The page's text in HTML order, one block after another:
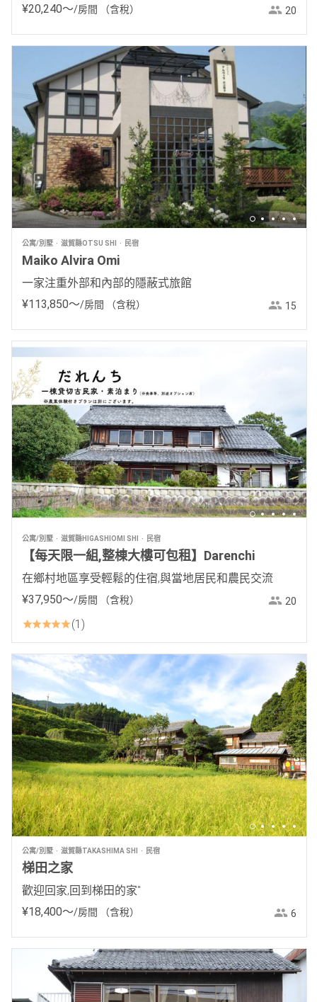
¥20,240〜/房間 （含稅） 20
公寓/別墅 滋賀縣OTSU SHI 民宿
Maiko Alvira Omi
一家注重外部和內部的隱蔽式旅館
¥113,850〜/房間 （含稅） 15
公寓/別墅 滋賀縣HIGASHIOMI SHI 民宿
【每天限一組,整棟大樓可包租】Darenchi
在鄉村地區享受輕鬆的住宿,與當地居民和農民交流
¥37,950〜/房間 （含稅） 20
1
公寓/別墅 滋賀縣TAKASHIMA SHI 民宿
梯田之家
歡迎回家,回到梯田的家"
¥18,400〜/房間 （含稅） 6